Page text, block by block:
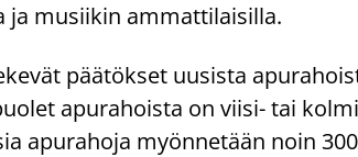
musiikin ammattilaisilla.
päätökset uusista
apurahoista on viisi- tai
apurahoja myönnetään noin